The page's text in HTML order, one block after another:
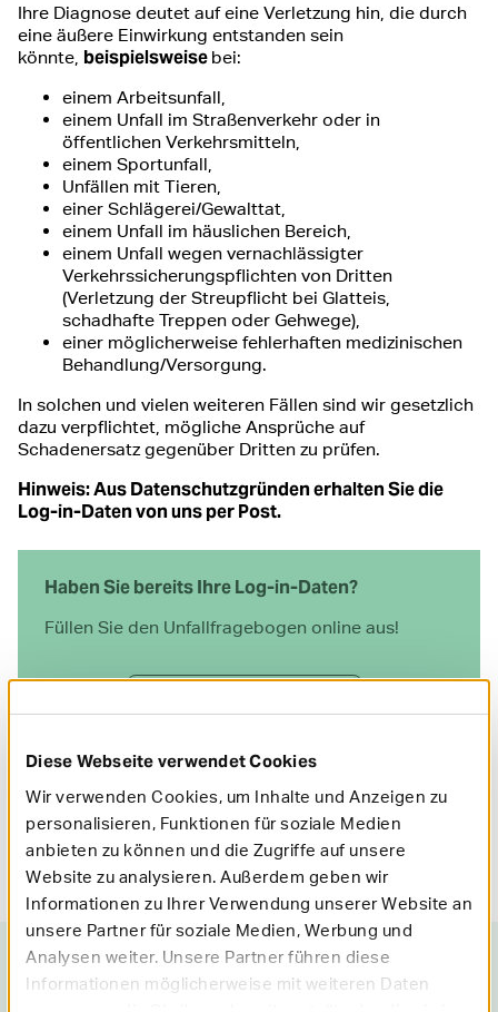
Diese Webseite verwendet Cookies
Wir verwenden Cookies, um Inhalte und Anzeigen zu
personalisieren, Funktionen für soziale Medien
anbieten zu können und die Zugriffe auf unsere
Website zu analysieren. Außerdem geben wir
Informationen zu Ihrer Verwendung unserer Website an
unsere Partner für soziale Medien, Werbung und
Analysen weiter. Unsere Partner führen diese
Informationen möglicherweise mit weiteren Daten
Ihre Diagnose deutet auf eine Verletzung hin, die durch
eine äußere Einwirkung entstanden sein
könnte, beispielsweise bei:
einem Arbeitsunfall,
einem Unfall im Straßenverkehr oder in
öffentlichen Verkehrsmitteln,
einem Sportunfall,
Unfällen mit Tieren,
einer Schlägerei/Gewalttat,
einem Unfall im häuslichen Bereich,
einem Unfall wegen vernachlässigter
Verkehrssicherungspflichten von Dritten
(Verletzung der Streupflicht bei Glatteis,
schadhafte Treppen oder Gehwege),
einer möglicherweise fehlerhaften medizinischen
Behandlung/Versorgung.
In solchen und vielen weiteren Fällen sind wir gesetzlich
dazu verpflichtet, mögliche Ansprüche auf
Schadenersatz gegenüber Dritten zu prüfen.
Hinweis: Aus Datenschutzgründen erhalten Sie die
Log-in-Daten von uns per Post.
Haben Sie bereits Ihre Log-in-Daten?
Füllen Sie den Unfallfragebogen online aus!
Aktualisiert am02.06.2022
Autor: Mobil Krankenkasse
War dieser Artikel hilfreich?
5 Sterne